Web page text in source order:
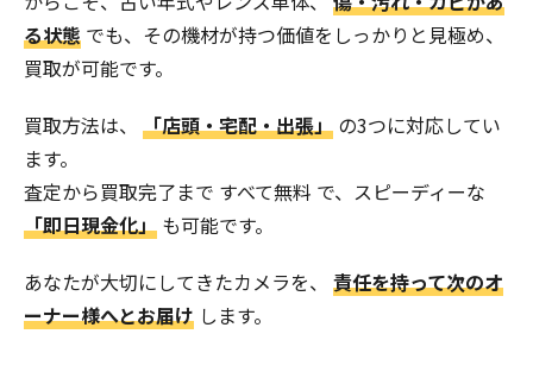
る状態 でも、その機材が持つ価値をしっかりと見極め、
買取が可能です。
買取方法は、 「店頭・宅配・出張」 の3つに対応してい
ます。
査定から買取完了まで すべて無料 で、スピーディーな
「即日現金化」 も可能です。
あなたが大切にしてきたカメラを、 責任を持って次のオ
ーナー様へとお届け します。